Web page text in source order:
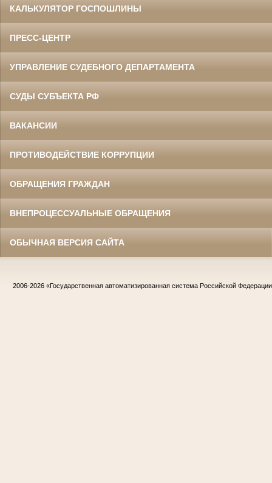
КАЛЬКУЛЯТОР ГОСПОШЛИНЫ
ПРЕСС-ЦЕНТР
УПРАВЛЕНИЕ СУДЕБНОГО ДЕПАРТАМЕНТА
СУДЫ СУБЪЕКТА РФ
ВАКАНСИИ
ПРОТИВОДЕЙСТВИЕ КОРРУПЦИИ
ОБРАЩЕНИЯ ГРАЖДАН
ВНЕПРОЦЕССУАЛЬНЫЕ ОБРАЩЕНИЯ
ОБЫЧНАЯ ВЕРСИЯ САЙТА
2006-2026 «Государственная автоматизированная система Российской